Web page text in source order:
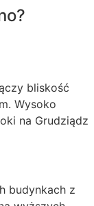
bliskość
Wysoko
na Grudziądz
budynkach z